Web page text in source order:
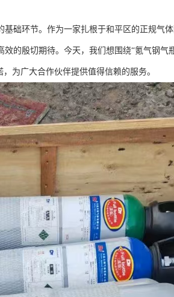
础环节。作为一家扎根于和平区的正规气
的殷切期待。今天，我们想围绕“氪气钢气
为广大合作伙伴提供值得信赖的服务。